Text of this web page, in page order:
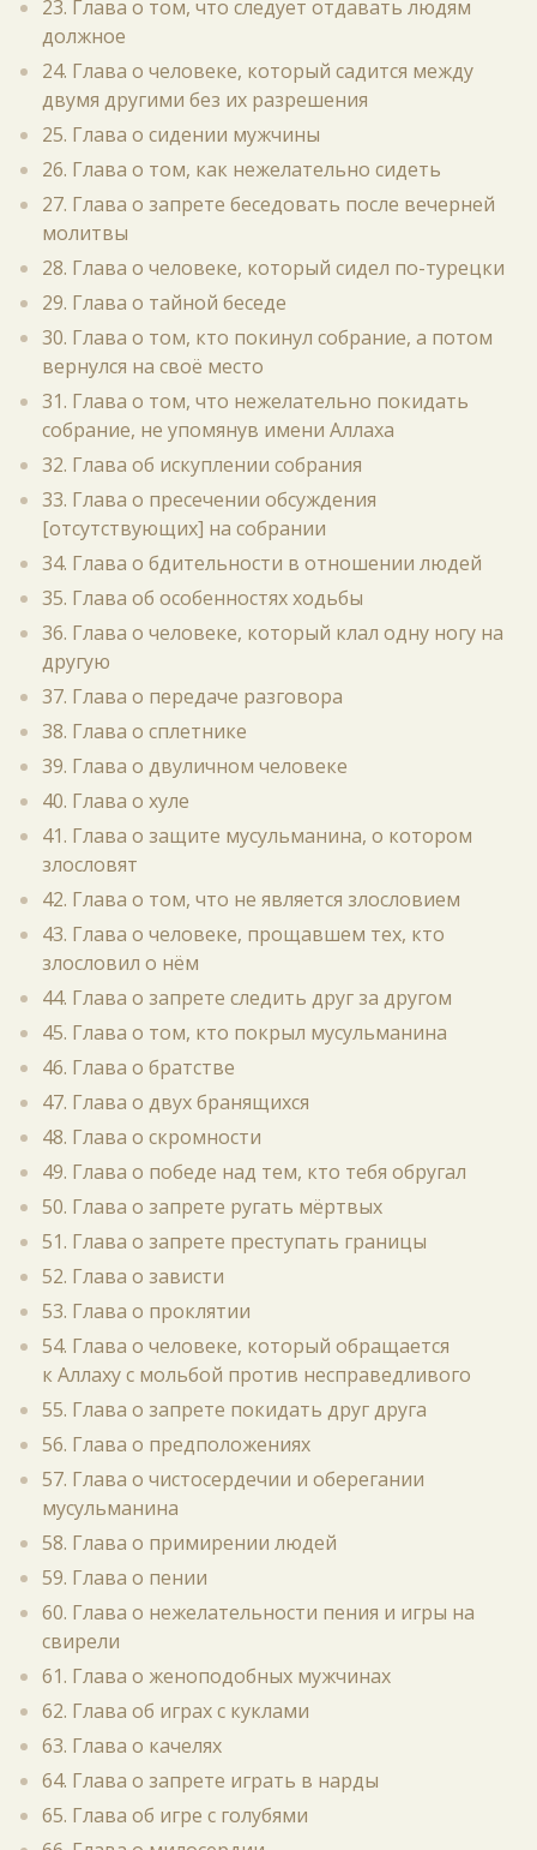
23. Глава о том, что следует отдавать людям
должное
24. Глава о человеке, который садится между
двумя другими без их разрешения
25. Глава о сидении мужчины
26. Глава о том, как нежелательно сидеть
27. Глава о запрете беседовать после вечерней
молитвы
28. Глава о человеке, который сидел по-турецки
29. Глава о тайной беседе
30. Глава о том, кто покинул собрание, а потом
вернулся на своё место
31. Глава о том, что нежелательно покидать
собрание, не упомянув имени Аллаха
32. Глава об искуплении собрания
33. Глава о пресечении обсуждения
[отсутствующих] на собрании
34. Глава о бдительности в отношении людей
35. Глава об особенностях ходьбы
36. Глава о человеке, который клал одну ногу на
другую
37. Глава о передаче разговора
38. Глава о сплетнике
39. Глава о двуличном человеке
40. Глава о хуле
41. Глава о защите мусульманина, о котором
злословят
42. Глава о том, что не является злословием
43. Глава о человеке, прощавшем тех, кто
злословил о нём
44. Глава о запрете следить друг за другом
45. Глава о том, кто покрыл мусульманина
46. Глава о братстве
47. Глава о двух бранящихся
48. Глава о скромности
49. Глава о победе над тем, кто тебя обругал
50. Глава о запрете ругать мёртвых
51. Глава о запрете преступать границы
52. Глава о зависти
53. Глава о проклятии
54. Глава о человеке, который обращается
к Аллаху с мольбой против несправедливого
55. Глава о запрете покидать друг друга
56. Глава о предположениях
57. Глава о чистосердечии и оберегании
мусульманина
58. Глава о примирении людей
59. Глава о пении
60. Глава о нежелательности пения и игры на
свирели
61. Глава о женоподобных мужчинах
62. Глава об играх с куклами
63. Глава о качелях
64. Глава о запрете играть в нарды
65. Глава об игре с голубями